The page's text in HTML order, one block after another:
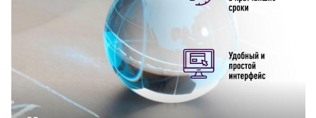
Смотреть проект